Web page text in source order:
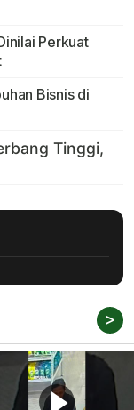
Perkuat
Bisnis di
>